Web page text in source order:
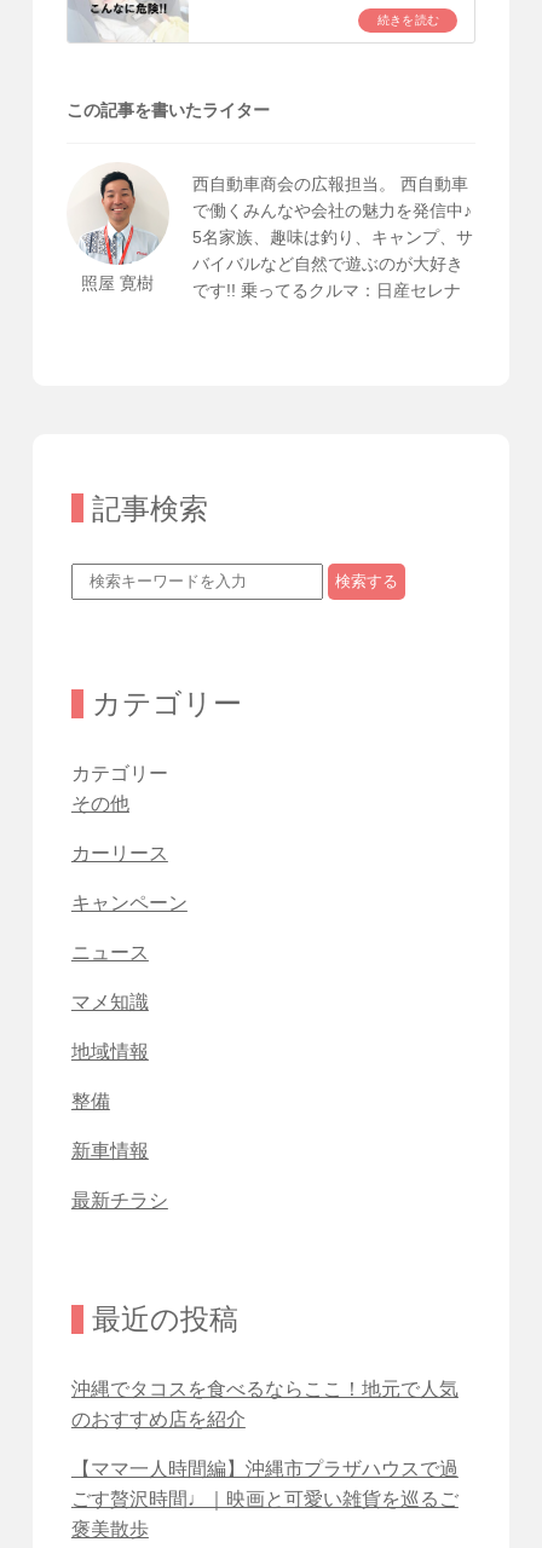
続きを読む
この記事を書いたライター
照屋 寛樹
西自動車商会の広報担当。 西自動車
で働くみんなや会社の魅力を発信中♪
5名家族、趣味は釣り、キャンプ、サ
バイバルなど自然で遊ぶのが大好き
です!! 乗ってるクルマ：日産セレナ
記事検索
検索する
カテゴリー
カテゴリー
その他
カーリース
キャンペーン
ニュース
マメ知識
地域情報
整備
新車情報
最新チラシ
最近の投稿
沖縄でタコスを食べるならここ！地元で人気
のおすすめ店を紹介
【ママ一人時間編】沖縄市プラザハウスで過
ごす贅沢時間♩｜映画と可愛い雑貨を巡るご
褒美散歩